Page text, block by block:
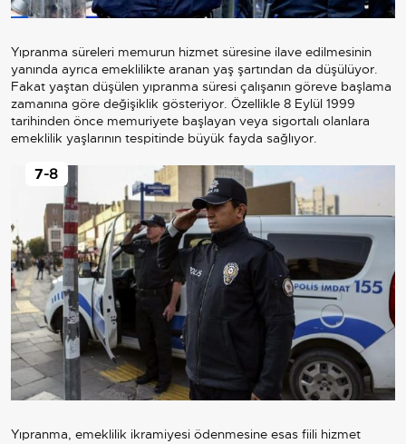
Yıpranma süreleri memurun hizmet süresine ilave edilmesinin
yanında ayrıca emeklilikte aranan yaş şartından da düşülüyor.
Fakat yaştan düşülen yıpranma süresi çalışanın göreve başlama
zamanına göre değişiklik gösteriyor. Özellikle 8 Eylül 1999
tarihinden önce memuriyete başlayan veya sigortalı olanlara
emeklilik yaşlarının tespitinde büyük fayda sağlıyor.
Yıpranma, emeklilik ikramiyesi ödenmesine esas fiili hizmet
7-8